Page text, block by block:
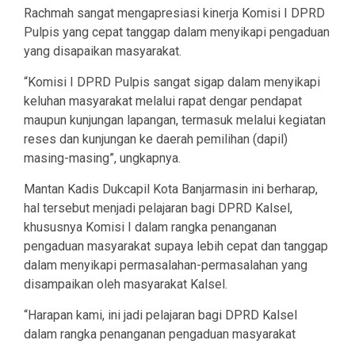
Rachmah sangat mengapresiasi kinerja Komisi I DPRD
Pulpis yang cepat tanggap dalam menyikapi pengaduan
yang disapaikan masyarakat.
“Komisi I DPRD Pulpis sangat sigap dalam menyikapi
keluhan masyarakat melalui rapat dengar pendapat
maupun kunjungan lapangan, termasuk melalui kegiatan
reses dan kunjungan ke daerah pemilihan (dapil)
masing-masing”, ungkapnya.
Mantan Kadis Dukcapil Kota Banjarmasin ini berharap,
hal tersebut menjadi pelajaran bagi DPRD Kalsel,
khususnya Komisi I dalam rangka penanganan
pengaduan masyarakat supaya lebih cepat dan tanggap
dalam menyikapi permasalahan-permasalahan yang
disampaikan oleh masyarakat Kalsel.
“Harapan kami, ini jadi pelajaran bagi DPRD Kalsel
dalam rangka penanganan pengaduan masyarakat